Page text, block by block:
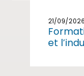
21/09/2026
et